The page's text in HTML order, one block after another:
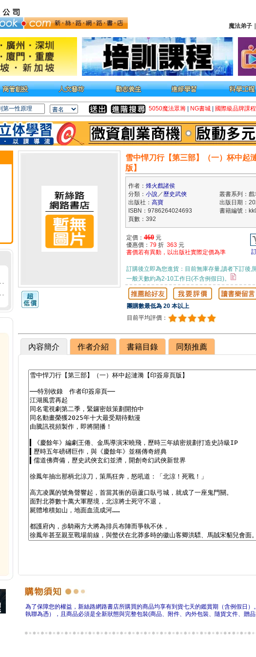
魔法弟子
5050魔法眾籌 NG書城 國際級品牌課程
雪中悍刀行【第三部】（一）杯中起
版】
作者： 烽火戲諸侯
分類： 小說／ 歷史武俠
叢書系列：戲
出版社： 高寶
出版日期：
ISBN：9786264024693
書籍編號：
頁數：392
定價： 460 元
優惠價： 79 折 363 元
書價若有異動，以出版社實際定價為準
訂購後立即為您進貨：目前無庫存量,讀者下訂後,
一般天數約為2-10工作日(不含例假日)。
團購數最低為 20 本以上
目前平均評價：
內容簡介 作者介紹 書籍目錄 同類推薦
為了保障您的權益，新絲路網路書店所購買的商品均享有到貨七天的鑑賞期（含例假日
執聯為憑），且商品必須是全新狀態與完整包裝(商品、附件、內外包裝、隨貨文件、贈品